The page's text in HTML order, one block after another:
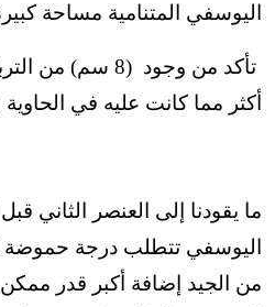
اليوسفي المتنامية مساحة
تأكد من وجود (8
أكثر مما كانت عليه في
ما يقودنا إلى العنصر الثاني
اليوسفي تتطلب درجة حموضة
من الجيد إضافة أكبر قدر